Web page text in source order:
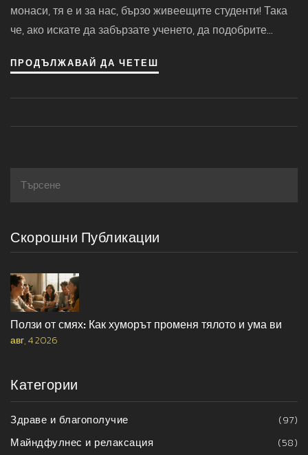
монаси, тя е и за нас, бързо живеещите студенти! Така
че, ако искате да забързате ученето, да подобрите
започнете да медитирате. Усмивка на лицето и успехи
ПРОДЪЛЖАВАЙ ДА ЧЕТЕШ
Скорошни Публикации
Ползи от смях: Как хуморът променя тялото и ума ви
авг, 4 2026
Категории
Здраве и благополучие
(97)
Майндфулнес и релаксация
(58)